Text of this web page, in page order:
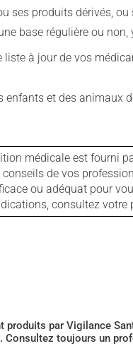
ses produits dérivés,
base régulière ou
à jour de vos
enfants et des
médicale est fourni
de vos
ou adéquat pour
consultez
par Vigilance
toujours un